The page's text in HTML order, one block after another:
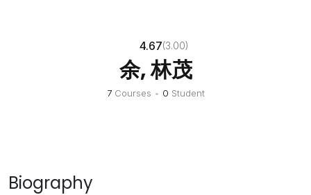
4.67(3.00)
余, 林茂
7Courses • 0 Student
Biography